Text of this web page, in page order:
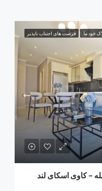
های اجتناب ناپذیر
اسکای لند